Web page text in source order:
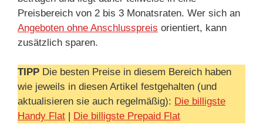
Preisbereich von 2 bis 3 Monatsraten. Wer sich an
Angeboten ohne Anschlusspreis orientiert, kann
zusätzlich sparen.
TIPP Die besten Preise in diesem Bereich haben
wie jeweils in diesen Artikel festgehalten (und
aktualisieren sie auch regelmäßig): Die billigste
Handy Flat | Die billigste Prepaid Flat